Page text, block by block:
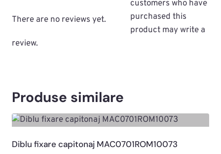
There are no reviews yet.
customers who have
purchased this
product may write a
review.
Produse similare
Diblu fixare capitonaj MAC0701ROM10073